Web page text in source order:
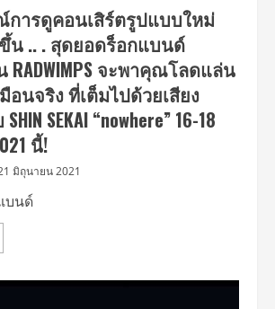
วาม
ญ่
วนาน
การดูคอนเสิร์ตรูปแบบใหม่
น .. . สุดยอดร็อกแบนด์
จะพาคุณโลดแล่น
อนจริง ที่เต็มไปด้วยเสียง
SEKAI “nowhere” 16-18
นี้!
มิถุนายน 2021
บนด์